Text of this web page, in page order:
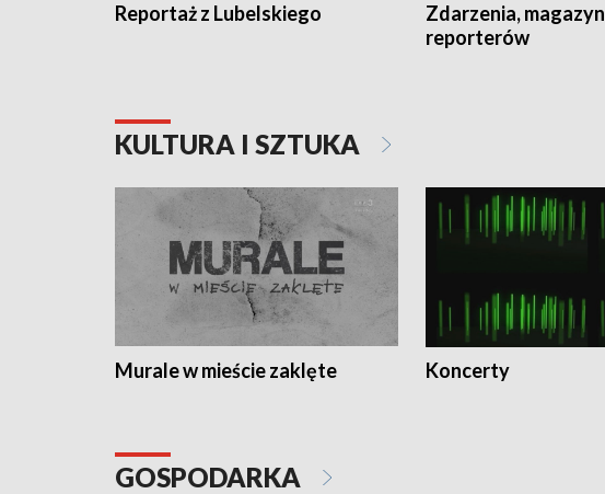
Reportaż z Lubelskiego
Zdarzenia, magazyn
reporterów
KULTURA I SZTUKA
Murale w mieście zaklęte Koncerty
GOSPODARKA